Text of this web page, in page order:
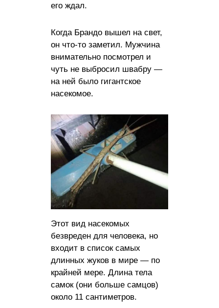
его ждал.
Когда Брандо вышел на свет,
он что-то заметил. Мужчина
внимательно посмотрел и
чуть не выбросил швабру —
на ней было гигантское
насекомое.
Этот вид насекомых
безвреден для человека, но
входит в список самых
длинных жуков в мире — по
крайней мере. Длина тела
самок (они больше самцов)
около 11 сантиметров.